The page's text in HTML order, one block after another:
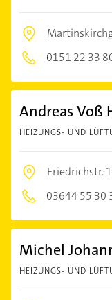
0151 22 33
Andreas Voß
HEIZUNGS- UND
Friedrichstr.
03644 55 30
Michel
HEIZUNGS- UND